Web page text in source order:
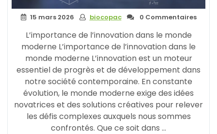
15 mars 2026 biocopac 0 Commentaires
L’importance de l’innovation dans le monde
moderne L’importance de l’innovation dans le
monde moderne L’innovation est un moteur
essentiel de progrès et de développement dans
notre société contemporaine. En constante
évolution, le monde moderne exige des idées
novatrices et des solutions créatives pour relever
les défis complexes auxquels nous sommes
confrontés. Que ce soit dans …